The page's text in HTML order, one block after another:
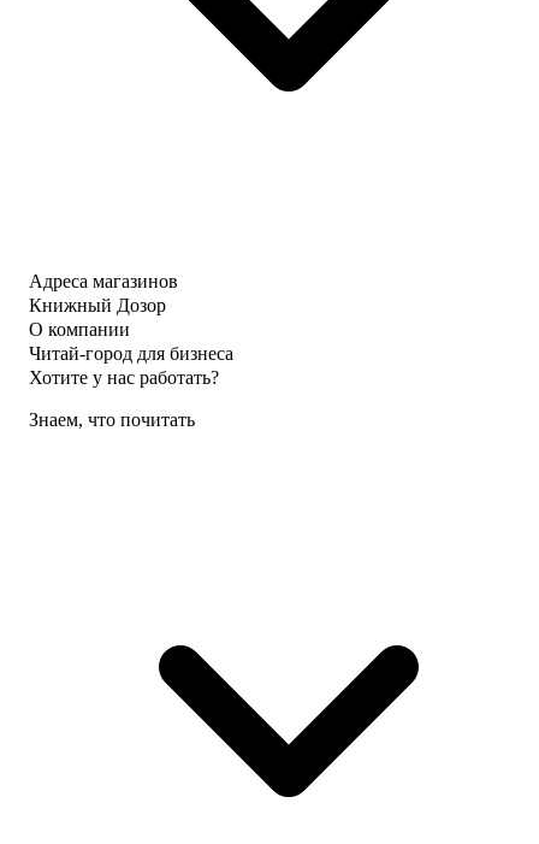
Адреса магазинов
Книжный Дозор
О компании
Читай-город для бизнеса
Хотите у нас работать?
Знаем, что почитать